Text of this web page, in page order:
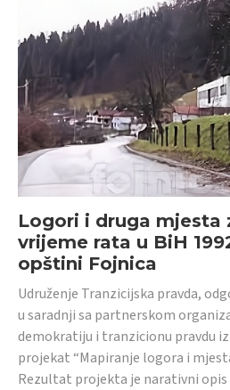
Logori i druga mjesta
vrijeme rata u BiH
opštini Fojnica
Udruženje Tranzicijska pravda,
u saradnji sa partnerskom
demokratiju i tranzicionu pravdu
projekat “Mapiranje logora i
Rezultat projekta je narativni